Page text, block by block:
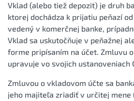
Vklad (alebo tiež depozit) je druh
ktorej dochádza k prijatiu peňazí
vedený v komerčnej banke,
Vklad sa uskutočňuje v peňažnej
forme pripísaním na účet. Zmluvu
upravuje vo svojich ustanoveniach
Zmluvou o vkladovom účte sa
jeho majiteľa zriadiť v určitej mene